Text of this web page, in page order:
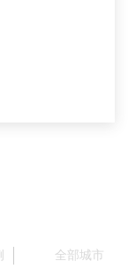
全部城市